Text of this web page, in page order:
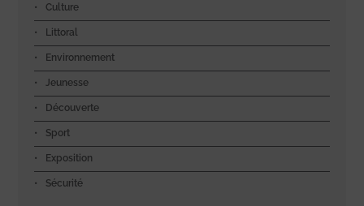
Culture
Littoral
Environnement
Jeunesse
Découverte
Sport
Exposition
Sécurité